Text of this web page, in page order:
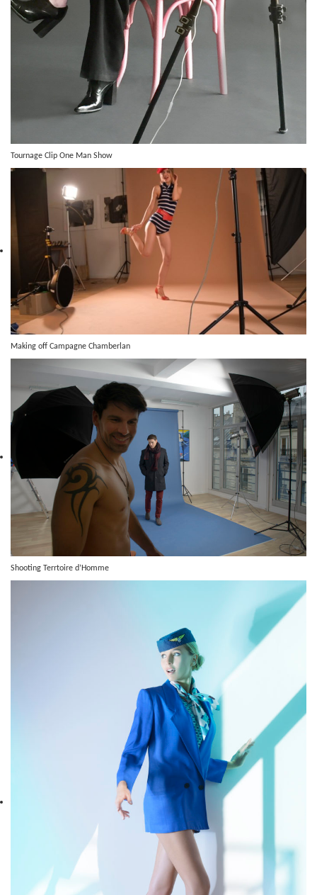
Tournage Clip One Man Show
Making off Campagne Chamberlan
Shooting Terrtoire d’Homme